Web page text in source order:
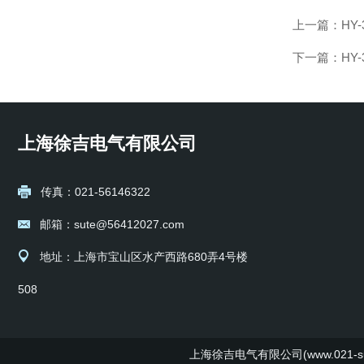
上一篇：
下一篇：
上海徐吉电气有限公司
传真：021-56146322
邮箱：sute@56412027.com
地址：上海市宝山区水产西路680弄4号楼
508
上海徐吉电气有限公司